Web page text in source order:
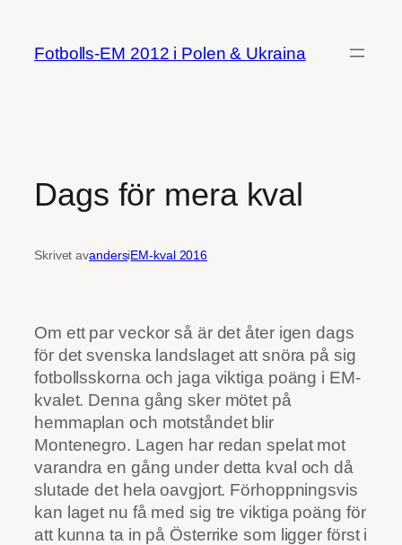
innehåll
Fotbolls-EM 2012 i Polen & Ukraina
Dags för mera kval
Skrivet avandersiEM-kval 2016
Om ett par veckor så är det åter igen dags
för det svenska landslaget att snöra på sig
fotbollsskorna och jaga viktiga poäng i EM-
kvalet. Denna gång sker mötet på
hemmaplan och motståndet blir
Montenegro. Lagen har redan spelat mot
varandra en gång under detta kval och då
slutade det hela oavgjort. Förhoppningsvis
kan laget nu få med sig tre viktiga poäng för
att kunna ta in på Österrike som ligger först i